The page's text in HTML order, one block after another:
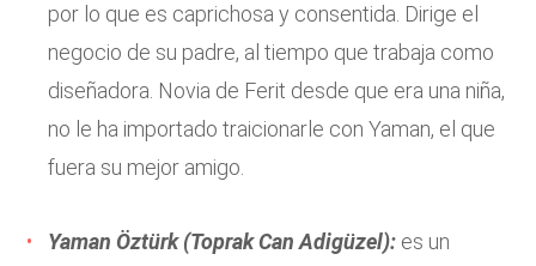
por lo que es caprichosa y consentida. Dirige el
negocio de su padre, al tiempo que trabaja como
diseñadora. Novia de Ferit desde que era una niña,
no le ha importado traicionarle con Yaman, el que
fuera su mejor amigo.
Yaman Öztürk (Toprak Can Adigüzel): es un